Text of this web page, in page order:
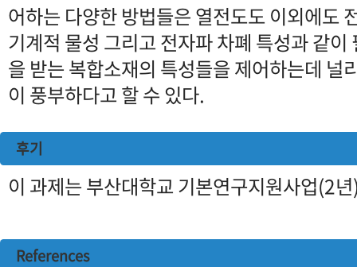
어하는 다양한 방법들은 열전도도 이외에도
기계적 물성 그리고 전자파 차폐 특성과 같
을 받는 복합소재의 특성들을 제어하는데 널
이 풍부하다고 할 수 있다.
후기
이 과제는 부산대학교 기본연구지원사업(2
References